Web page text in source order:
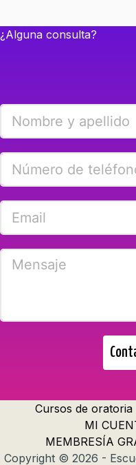
¿Alguna consulta?
Cursos de
MI
MEMBRESÍA
Copyright © 2026 -